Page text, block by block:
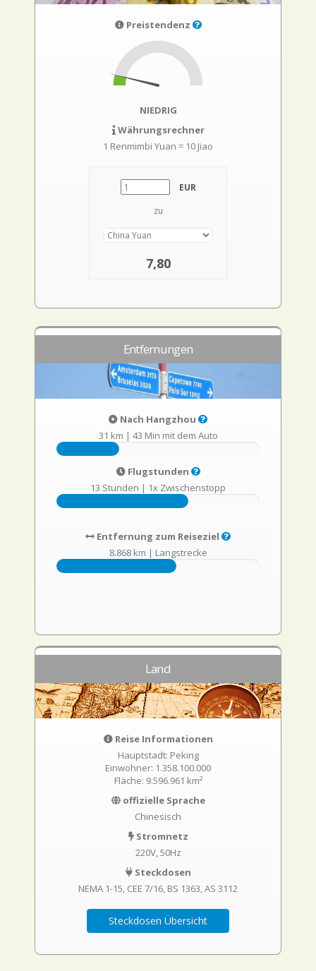
Preistendenz
NIEDRIG
Währungsrechner
1 Renmimbi Yuan = 10 Jiao
EUR
zu
7,80
Entfernungen
Nach Hangzhou
31 km | 43 Min mit dem Auto
Flugstunden
13 Stunden | 1x Zwischenstopp
Entfernung zum Reiseziel
8.868 km | Langstrecke
Land
Reise Informationen
Hauptstadt: Peking
Einwohner: 1.358.100.000
Fläche: 9.596.961 km²
offizielle Sprache
Chinesisch
Stromnetz
220V, 50Hz
Steckdosen
NEMA 1-15 CEE 7/16 BS 1363 AS 3112
Steckdosen Übersicht